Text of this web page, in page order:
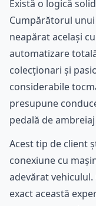
Există o logică
Cumpărătorul
neapărat același
automatizare
colecționari și
considerabile
presupune
pedală de
Acest tip de client
conexiune cu
adevărat
exact această